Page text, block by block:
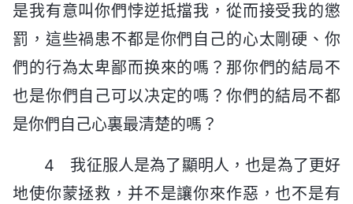
是我有意叫你們悖逆抵擋我，從而接受我的懲
罰，這些禍患不都是你們自己的心太剛硬、你
們的行為太卑鄙而换來的嗎？那你們的結局不
也是你們自己可以决定的嗎？你們的結局不都
是你們自己心裏最清楚的嗎？
4 我征服人是為了顯明人，也是為了更好
地使你蒙拯救，并不是讓你來作惡，也不是有